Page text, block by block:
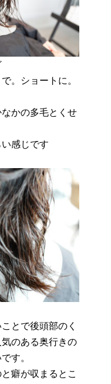
。ショートに。
かの多毛とくせ
感じです
とで後頭部のく
のある奥行きの
す。
癖が収まるとこ